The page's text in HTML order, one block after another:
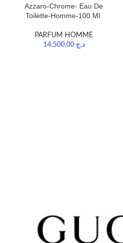
Azzaro-Chrome- Eau De
Toilette-Homme-100 Ml.
PARFUM HOMME
د.ج 14.500,00